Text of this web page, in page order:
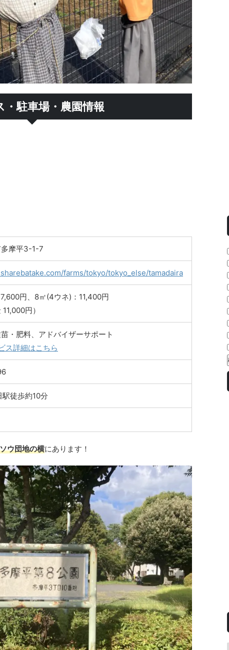
・駐車場・農園情報
摩平3-1-7
farms/tokyo/tokyo_else/tamadaira
円、8㎡(4ウネ)：11,400円
円）
・肥料、アドバイザーサポート
ス詳細はこちら
徒歩約10分
ウ団地の横にあります！